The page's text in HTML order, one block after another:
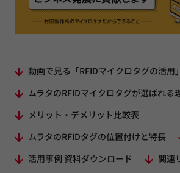
動画で見る「RFIDマイクロタグの活用」
ムラタのRFIDマイクロタグが選ばれる
メリット・デメリット比較表
ムラタのRFIDタグの位置付けと特長
活用事例 資料ダウンロード
関連